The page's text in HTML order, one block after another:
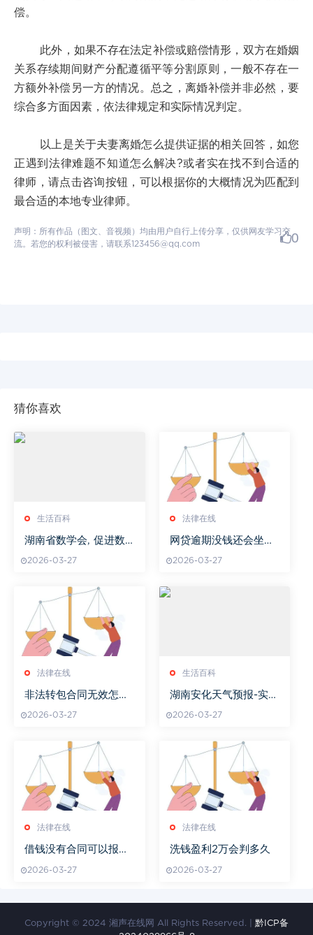
偿。
此外，如果不存在法定补偿或赔偿情形，双方在婚姻
关系存续期间财产分配遵循平等分割原则，一般不存在一
方额外补偿另一方的情况。总之，离婚补偿并非必然，要
综合多方面因素，依法律规定和实际情况判定。
以上是关于夫妻离婚怎么提供证据的相关回答，如您
正遇到法律难题不知道怎么解决?或者实在找不到合适的
律师，请点击咨询按钮，可以根据你的大概情况为匹配到
最合适的本地专业律师。
声明：所有作品（图文、音视频）均由用户自行上传分享，仅供网友学习交
流。若您的权利被侵害，请联系123456@qq.com
0
猜你喜欢
生活百科
湖南省数学会, 促进数
台-组织活动与贡献解析
2026-03-27
法律在线
网贷逾期没钱还会坐牢
2026-03-27
法律在线
非法转包合同无效怎么
2026-03-27
生活百科
湖南安化天气预报-实时
2026-03-27
法律在线
借钱没有合同可以报警
2026-03-27
法律在线
洗钱盈利2万会判多久
2026-03-27
Copyright © 2024 湘声在线网 All Rights Reserved. | 黔ICP备